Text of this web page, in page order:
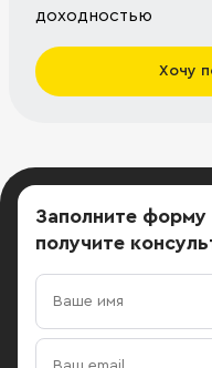
доходностью
Хочу
Заполните форму
получите